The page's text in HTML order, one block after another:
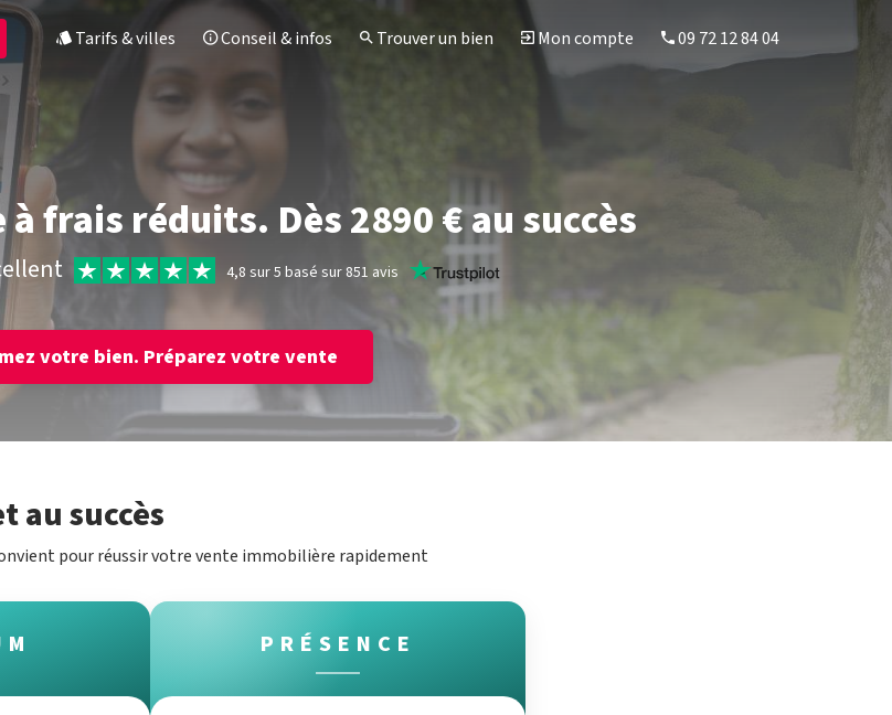
Tarifs & villes Conseil & infos Trouver un bien Mon compte 09 72 12 84 04
frais réduits. Dès 2890 € au succès
4,8 sur 5 basé sur 851 avis
votre bien. Préparez votre vente
au succès
pour réussir votre vente immobilière rapidement
PRÉSENCE